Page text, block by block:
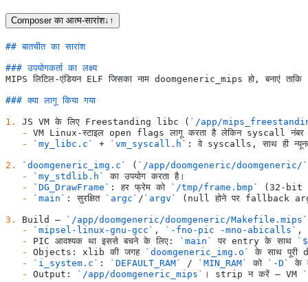
Composer का आत्म-सारांश↓ ↑
## बातचीत का सारांश
### उपयोगकर्ता का लक्ष्य
MIPS लिटिल-एंडियन ELF जिसका नाम doomgeneric_mips हो, बनाएं ताकि
### क्या लागू किया गया
1. JS VM के लिए Freestanding libc ( `/app/
   -
VM Linux-स्टाइल open flags लागू करता है लेकिन syscall
   -
`my_libc.c` + `vm_syscall.h` : वे syscalls, साथ ही
2. `doomgeneric_img.c` ( `/app/doomgeneric/doomgeneric/`
   -
`my_stdlib.h`
का उपयोग करता है।
   -
`DG_DrawFrame` : हर फ्रेम को `/tmp/frame.bmp`
(32-bit
   -
`main` : सुरक्षित `argc` / `argv` (null होने पर fallback
3. Build —
`/app/doomgeneric/doomgeneric/Makefile.mips`
   -
`mipsel-linux-gnu-gcc` , `-fno-pic -mno-abicalls` ,
   -
PIC आवश्यक था इससे बचने के लिए: `main` पर entry के साथ
   -
Objects: xlib की जगह `doomgeneric_img.o`
के साथ पूरी
   -
`i_system.c` : `DEFAULT_RAM` / `MIN_RAM` को `-D`
के
   -
Output: `/app/doomgeneric_mips` । strip न करें — VM